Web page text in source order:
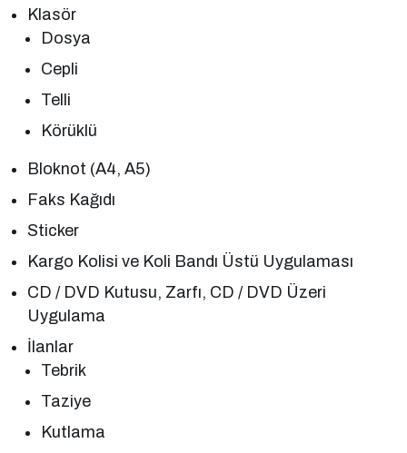
Klasör
Dosya
Cepli
Telli
Körüklü
Bloknot (A4, A5)
Faks Kağıdı
Sticker
Kargo Kolisi ve Koli Bandı Üstü Uygulaması
CD / DVD Kutusu, Zarfı, CD / DVD Üzeri
Uygulama
İlanlar
Tebrik
Taziye
Kutlama